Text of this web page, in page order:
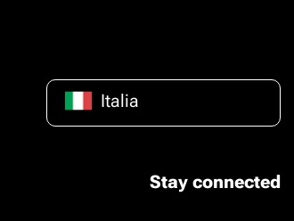
Italia
Stay connected